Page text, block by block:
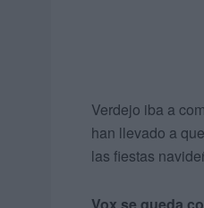
Verdejo iba a
han llevado a
las fiestas
Vox se queda